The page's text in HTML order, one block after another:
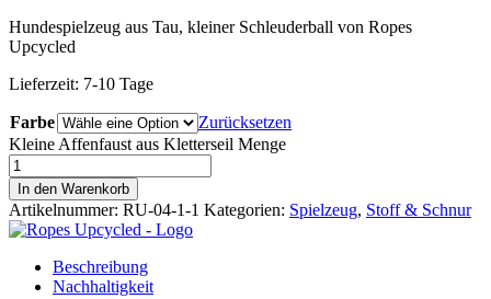
Hundespielzeug aus Tau, kleiner Schleuderball von Ropes
Upcycled
Lieferzeit: 7-10 Tage
Farbe
Zurücksetzen
Kleine Affenfaust aus Kletterseil Menge
In den Warenkorb
Artikelnummer: RU-04-1-1 Kategorien: Spielzeug, Stoff & Schnur
Beschreibung
Nachhaltigkeit